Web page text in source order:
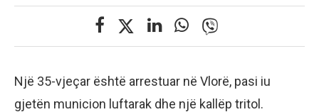
Një 35-vjeçar është arrestuar në Vlorë, pasi iu
gjetën municion luftarak dhe një kallëp tritol.